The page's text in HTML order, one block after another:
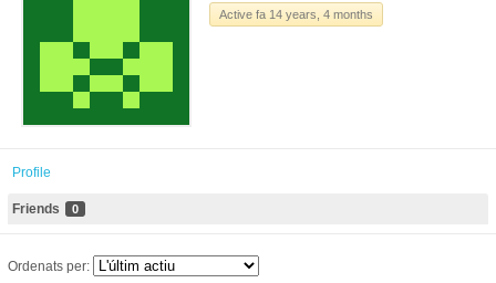
Active fa 14 years, 4 months
Profile
Friends 0
Ordenats per: